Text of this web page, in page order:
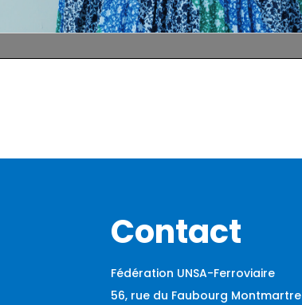
Contact
Fédération UNSA-Ferroviaire
56, rue du Faubourg Montmartre